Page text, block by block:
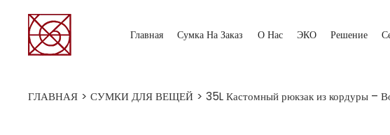
Главная Сумка На Заказ О Нас ЭКО Решение
ГЛАВНАЯ > СУМКИ ДЛЯ ВЕЩЕЙ > 35L Кастомный рюкзак из кордуры –